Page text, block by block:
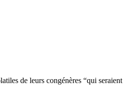
de leurs congénères “qui seraient